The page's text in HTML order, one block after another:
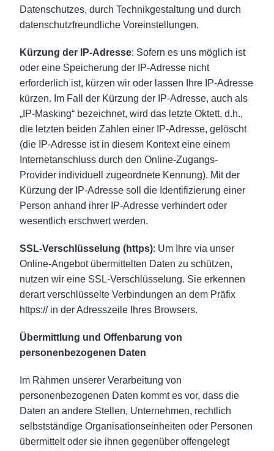
Datenschutzes, durch Technikgestaltung und durch
datenschutzfreundliche Voreinstellungen.
Kürzung der IP-Adresse: Sofern es uns möglich ist
oder eine Speicherung der IP-Adresse nicht
erforderlich ist, kürzen wir oder lassen Ihre IP-Adresse
kürzen. Im Fall der Kürzung der IP-Adresse, auch als
„IP-Masking“ bezeichnet, wird das letzte Oktett, d.h.,
die letzten beiden Zahlen einer IP-Adresse, gelöscht
(die IP-Adresse ist in diesem Kontext eine einem
Internetanschluss durch den Online-Zugangs-
Provider individuell zugeordnete Kennung). Mit der
Kürzung der IP-Adresse soll die Identifizierung einer
Person anhand ihrer IP-Adresse verhindert oder
wesentlich erschwert werden.
SSL-Verschlüsselung (https): Um Ihre via unser
Online-Angebot übermittelten Daten zu schützen,
nutzen wir eine SSL-Verschlüsselung. Sie erkennen
derart verschlüsselte Verbindungen an dem Präfix
https:// in der Adresszeile Ihres Browsers.
Übermittlung und Offenbarung von
personenbezogenen Daten
Im Rahmen unserer Verarbeitung von
personenbezogenen Daten kommt es vor, dass die
Daten an andere Stellen, Unternehmen, rechtlich
selbstständige Organisationseinheiten oder Personen
übermittelt oder sie ihnen gegenüber offengelegt